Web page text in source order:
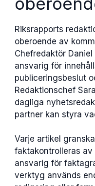
Riksrapports
oberoende av
Chefredaktör
ansvarig för
publiceringsbeslut
Redaktionschef
dagliga
partner kan styra
Varje artikel
faktakontrolleras av
ansvarig för
verktyg används